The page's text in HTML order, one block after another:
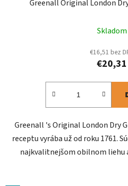
Greenall Original London
Skladom
€16,51 bez
€20,31
Greenall 's Original London Dry
receptu vyrába už od roku 1761.
najkvalitnejšom obilnom liehu